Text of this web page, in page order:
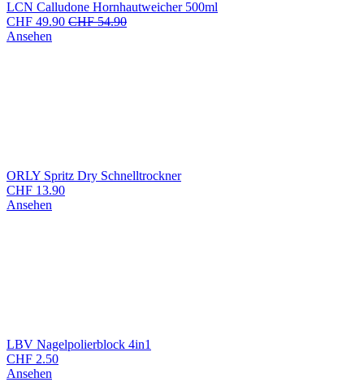
LCN Calludone Hornhautweicher 500ml
CHF 49.90 CHF54.90
Ansehen
ORLY Spritz Dry Schnelltrockner
CHF 13.90
Ansehen
LBV Nagelpolierblock 4in1
CHF 2.50
Ansehen